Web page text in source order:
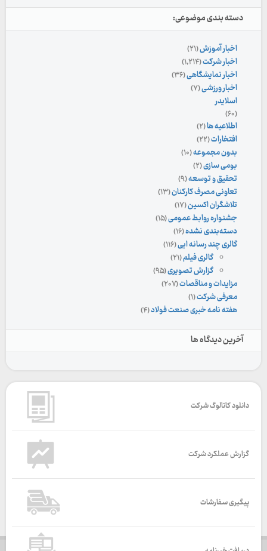
دسته بندی موضوعی:
اخبار آموزش(۲۱)
اخبار شرکت(۱,۲۱۴)
اخبار نمایشگاهی(۳۶)
اخبار ورزشی(۷)
اسلایدر
(۶۰)
اطلاعیه ها(۲)
افتخارات(۲۲)
بدون مجموعه(۱۰)
بومی سازی(۲)
تحقیق و توسعه(۹)
تعاونی مصرف کارکنان(۱۳)
تلاشگران اکسین(۱۷)
جشنواره روابط عمومی(۱۵)
دسته‌بندی نشده(۱۶)
گالری چند رسانه ایی(۱۱۶)
گالری فیلم(۲۱)
گزارش تصویری(۹۵)
مزایدات و مناقصات(۲۰۷)
معرفی شرکت(۱)
هفته نامه خبری صنعت فولاد(۴)
آخرین دیدگاه ها
دانلود کاتالوگ شرکت
گزارش عملکرد شرکت
پیگیری سفارشات